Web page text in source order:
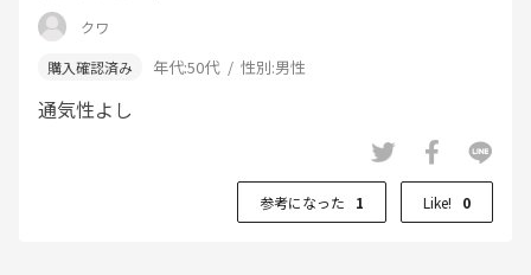
クワ
年代:50代 性別:男性
通気性よし
参考になった 1 Like! 0